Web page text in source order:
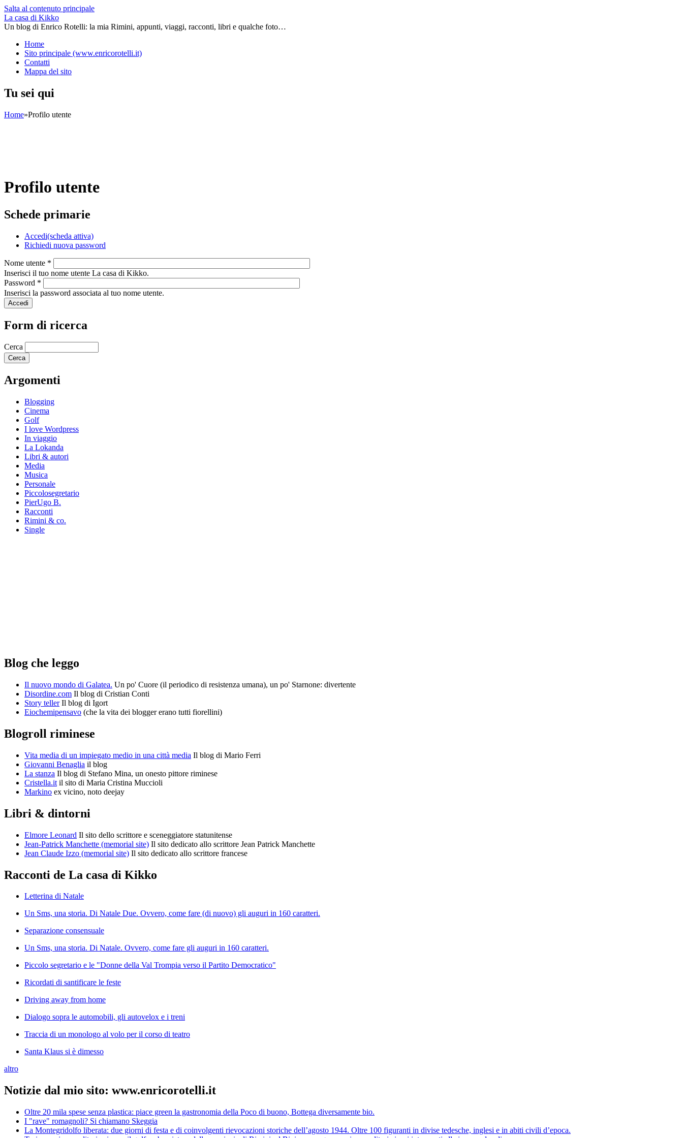
Salta al contenuto principale
La casa di Kikko
Un blog di Enrico Rotelli: la mia Rimini, appunti, viaggi, racconti, libri e qualche foto…
Home
Sito principale (www.enricorotelli.it)
Contatti
Mappa del sito
Tu sei qui
Home»Profilo utente
Profilo utente
Schede primarie
Accedi(scheda attiva)
Richiedi nuova password
Nome utente *
Inserisci il tuo nome utente La casa di Kikko.
Password *
Inserisci la password associata al tuo nome utente.
Form di ricerca
Cerca
Argomenti
Blogging
Cinema
Golf
I love Wordpress
In viaggio
La Lokanda
Libri & autori
Media
Musica
Personale
Piccolosegretario
PierUgo B.
Racconti
Rimini & co.
Single
Blog che leggo
Il nuovo mondo di Galatea. Un po' Cuore (il periodico di resistenza umana), un po' Starnone: divertente
Disordine.com Il blog di Cristian Conti
Story tellerIl blog di Igort
Eiochemipensavo (che la vita dei blogger erano tutti fiorellini)
Blogroll riminese
Vita media di un impiegato medio in una città media Il blog di Mario Ferri
Giovanni Benaglia il blog
La stanza Il blog di Stefano Mina, un onesto pittore riminese
Cristella.it il sito di Maria Cristina Muccioli
Markino ex vicino, noto deejay
Libri & dintorni
Elmore Leonard Il sito dello scrittore e sceneggiatore statunitense
Jean-Patrick Manchette (memorial site) Il sito dedicato allo scrittore Jean Patrick Manchette
Jean Claude Izzo (memorial site) Il sito dedicato allo scrittore francese
Racconti de La casa di Kikko
Letterina di Natale
Un Sms, una storia. Di Natale Due. Ovvero, come fare (di nuovo) gli auguri in 160 caratteri.
Separazione consensuale
Un Sms, una storia. Di Natale. Ovvero, come fare gli auguri in 160 caratteri.
Piccolo segretario e le "Donne della Val Trompia verso il Partito Democratico"
Ricordati di santificare le feste
Driving away from home
Dialogo sopra le automobili, gli autovelox e i treni
Traccia di un monologo al volo per il corso di teatro
Santa Klaus si è dimesso
altro
Notizie dal mio sito: www.enricorotelli.it
Oltre 20 mila spese senza plastica: piace green la gastronomia della Poco di buono, Bottega diversamente bio.
I "rave" romagnoli? Si chiamano Skeggia
La Montegridolfo liberata: due giorni di festa e di coinvolgenti rievocazioni storiche dell’agosto 1944. Oltre 100 figuranti in divise tedesche, inglesi e in abiti civili d’epoca.